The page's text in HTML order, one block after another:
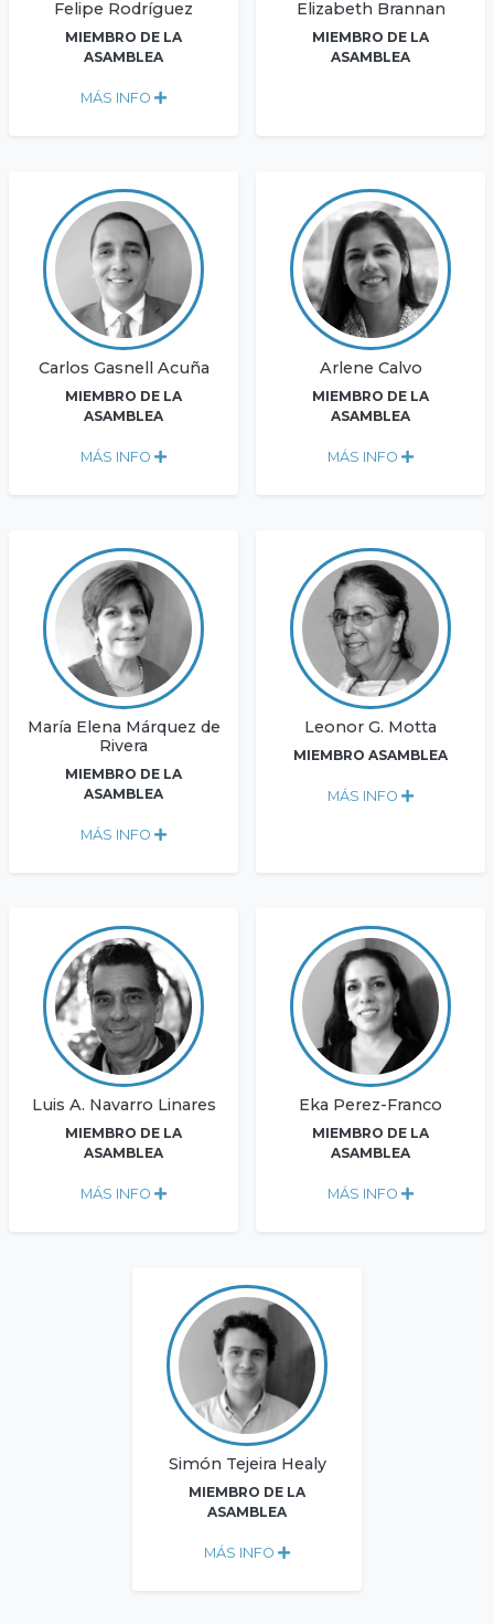
Felipe Rodríguez
MIEMBRO DE LA
ASAMBLEA
MÁS INFO
Elizabeth Brannan
MIEMBRO DE LA
ASAMBLEA
Carlos Gasnell Acuña
MIEMBRO DE LA
ASAMBLEA
MÁS INFO
Arlene Calvo
MIEMBRO DE LA
ASAMBLEA
MÁS INFO
María Elena Márquez de
Rivera
MIEMBRO DE LA
ASAMBLEA
MÁS INFO
Leonor G. Motta
MIEMBRO ASAMBLEA
MÁS INFO
Luis A. Navarro Linares
MIEMBRO DE LA
ASAMBLEA
MÁS INFO
Eka Perez-Franco
MIEMBRO DE LA
ASAMBLEA
MÁS INFO
Simón Tejeira Healy
MIEMBRO DE LA
ASAMBLEA
MÁS INFO